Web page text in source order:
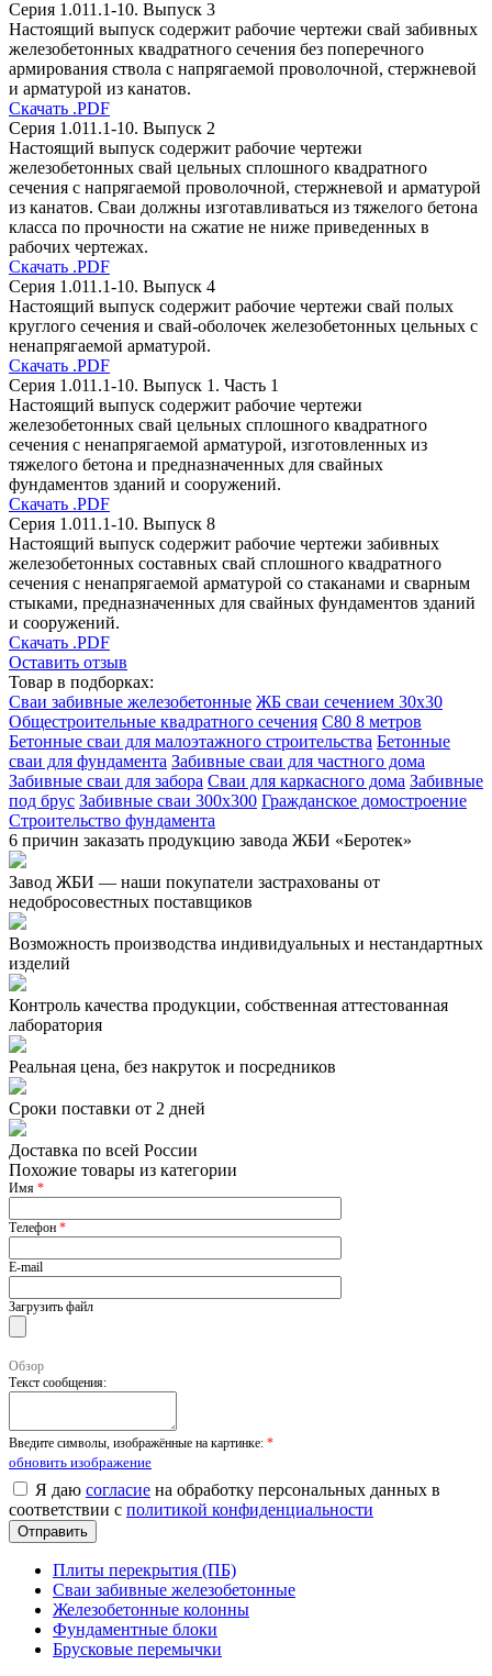
Серия 1.011.1-10. Выпуск 3
Настоящий выпуск содержит рабочие чертежи свай забивных
железобетонных квадратного сечения без поперечного
армирования ствола с напрягаемой проволочной, стержневой
и арматурой из канатов.
Скачать .PDF
Серия 1.011.1-10. Выпуск 2
Настоящий выпуск содержит рабочие чертежи
железобетонных свай цельных сплошного квадратного
сечения с напрягаемой проволочной, стержневой и арматурой
из канатов. Сваи должны изготавливаться из тяжелого бетона
класса по прочности на сжатие не ниже приведенных в
рабочих чертежах.
Скачать .PDF
Серия 1.011.1-10. Выпуск 4
Настоящий выпуск содержит рабочие чертежи свай полых
круглого сечения и свай-оболочек железобетонных цельных с
ненапрягаемой арматурой.
Скачать .PDF
Серия 1.011.1-10. Выпуск 1. Часть 1
Настоящий выпуск содержит рабочие чертежи
железобетонных свай цельных сплошного квадратного
сечения с ненапрягаемой арматурой, изготовленных из
тяжелого бетона и предназначенных для свайных
фундаментов зданий и сооружений.
Скачать .PDF
Серия 1.011.1-10. Выпуск 8
Настоящий выпуск содержит рабочие чертежи забивных
железобетонных составных свай сплошного квадратного
сечения с ненапрягаемой арматурой со стаканами и сварным
стыками, предназначенных для свайных фундаментов зданий
и сооружений.
Скачать .PDF
Оставить отзыв
Товар в подборках:
Сваи забивные железобетонные ЖБ сваи сечением 30х30
Общестроительные квадратного сечения С80 8 метров
Бетонные сваи для малоэтажного строительства Бетонные
сваи для фундамента Забивные сваи для частного дома
Забивные сваи для забора Сваи для каркасного дома Забивные
под брус Забивные сваи 300х300 Гражданское домостроение
Строительство фундамента
6 причин заказать продукцию завода ЖБИ «Беротек»
Завод ЖБИ — наши покупатели застрахованы от
недобросовестных поставщиков
Возможность производства индивидуальных и нестандартных
изделий
Контроль качества продукции, собственная аттестованная
лаборатория
Реальная цена, без накруток и посредников
Сроки поставки от 2 дней
Доставка по всей России
Похожие товары из категории
Имя *
Телефон *
E-mail
Загрузить файл
Обзор
Текст сообщения:
Введите символы, изображённые на картинке: *
обновить изображение
Я даю согласие на обработку персональных данных в
соответствии с политикой конфиденциальности
Плиты перекрытия (ПБ)
Сваи забивные железобетонные
Железобетонные колонны
Фундаментные блоки
Брусковые перемычки